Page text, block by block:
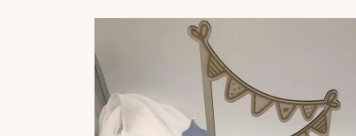
Produktinformationen
springen